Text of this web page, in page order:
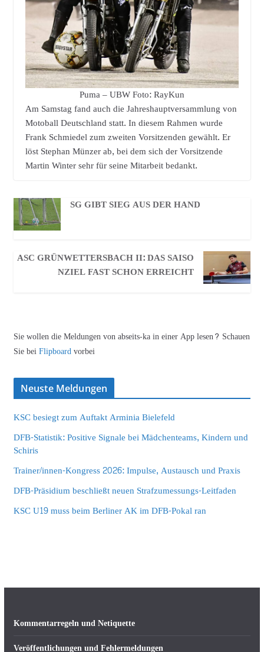
Puma – UBW Foto: RayKun
Am Samstag fand auch die Jahreshauptversammlung von
Motoball Deutschland statt. In diesem Rahmen wurde
Frank Schmiedel zum zweiten Vorsitzenden gewählt. Er
löst Stephan Münzer ab, bei dem sich der Vorsitzende
Martin Winter sehr für seine Mitarbeit bedankt.
SG GIBT SIEG AUS DER HAND
ASC GRÜNWETTERSBACH II: DAS SAISO
NZIEL FAST SCHON ERREICHT
Sie wollen die Meldungen von abseits-ka in einer App lesen? Schauen
Sie beiFlipboardvorbei
Neuste Meldungen
KSC besiegt zum Auftakt Arminia Bielefeld
DFB-Statistik: Positive Signale bei Mädchenteams, Kindern und
Schiris
Trainer/innen-Kongress 2026: Impulse, Austausch und Praxis
DFB-Präsidium beschließt neuen Strafzumessungs-Leitfaden
KSC U19 muss beim Berliner AK im DFB-Pokal ran
Kommentarregeln und Netiquette
Veröffentlichungen und Fehlermeldungen